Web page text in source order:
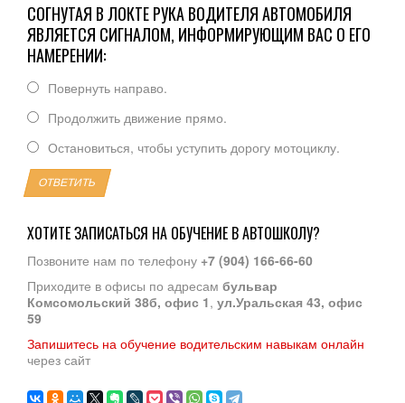
СОГНУТАЯ В ЛОКТЕ РУКА ВОДИТЕЛЯ АВТОМОБИЛЯ
ЯВЛЯЕТСЯ СИГНАЛОМ, ИНФОРМИРУЮЩИМ ВАС О ЕГО
НАМЕРЕНИИ:
Повернуть направо.
Продолжить движение прямо.
Остановиться, чтобы уступить дорогу мотоциклу.
ОТВЕТИТЬ
ХОТИТЕ ЗАПИСАТЬСЯ НА ОБУЧЕНИЕ В АВТОШКОЛУ?
Позвоните нам по телефону +7 (904) 166-66-60
Приходите в офисы по адресам бульвар
Комсомольский 38б, офис 1, ул.Уральская 43, офис
59
Запишитесь на обучение водительским навыкам онлайн
через сайт